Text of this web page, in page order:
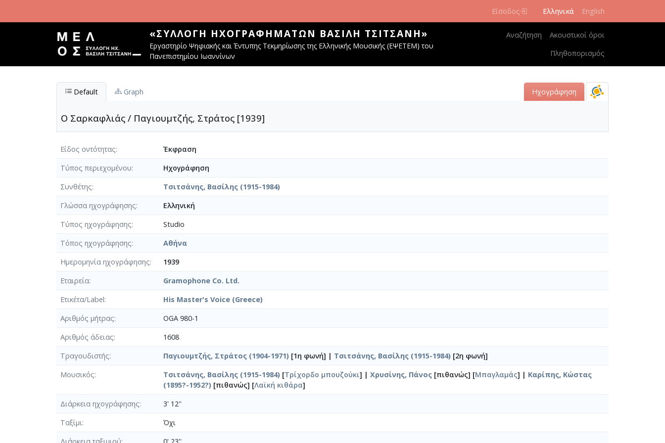
Είσοδος Ελληνικά English
«ΣΥΛΛΟΓΉ ΗΧΟΓΡΑΦΗΜΆΤΩΝ ΒΑΣΊΛΗ ΤΣΙΤΣΆΝΗ»
Εργαστηρίο Ψηφιακής και Έντυπης Τεκμηρίωσης της Ελληνικής Μουσικής (ΕΨΕΤΕΜ) του
Πανεπιστημίου Ιωαννίνων
Κεντρική πλοήγηση
Αναζήτηση
Ακουστικοί όροι
Πληθοπορισμός
Default Graph Ηχογράφηση
Ο Σαρκαφλιάς / Παγιουμτζής, Στράτος [1939]
Είδος οντότητας
Έκφραση
Τύπος περιεχομένου
Ηχογράφηση
Συνθέτης
Τσιτσάνης, Βασίλης (1915-1984)
Γλώσσα ηχογράφησης
Ελληνική
Τύπος ηχογράφησης
Studio
Τόπος ηχογράφησης
Αθήνα
Ημερομηνία ηχογράφησης
1939
Εταιρεία
Gramophone Co. Ltd.
Ετικέτα/Label
His Master's Voice (Greece)
Αριθμός μήτρας
OGA 980-1
Αριθμός άδειας
1608
Τραγουδιστής
Παγιουμτζής, Στράτος (1904-1971) [1η φωνή] | Τσιτσάνης, Βασίλης (1915-1984) [2η φωνή]
Μουσικός
Τσιτσάνης, Βασίλης (1915-1984) [Τρίχορδο μπουζούκι] | Χρυσίνης, Πάνος [πιθανώς] [Μπαγλαμάς] | Καρίπης, Κώστας
(1895?-1952?) [πιθανώς] [Λαϊκή κιθάρα]
Διάρκεια ηχογράφησης
3' 12''
Ταξίμι
Όχι
Διάρκεια ταξιμιού
0' 23''